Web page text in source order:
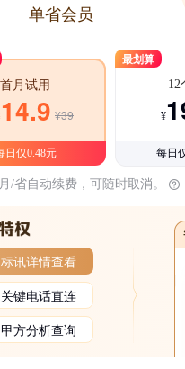
单省会员
首月试用
14.9 ¥39
日仅0.48元
最划算
12
¥
每日
/省自动续费，可随时取消。
标讯详情查看
关键电话直连
甲方分析查询